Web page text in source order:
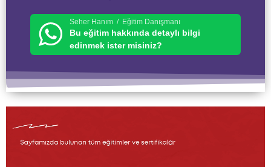
Seher Hanım / Eğitim Danışmanı
Bu eğitim hakkında detaylı bilgi
edinmek ister misiniz?